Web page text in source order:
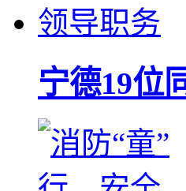
宁德19位